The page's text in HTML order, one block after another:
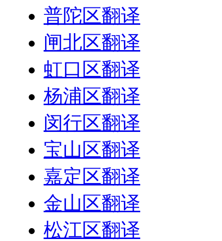
普陀区翻译
闸北区翻译
虹口区翻译
杨浦区翻译
闵行区翻译
宝山区翻译
嘉定区翻译
金山区翻译
松江区翻译